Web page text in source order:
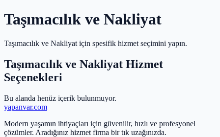
Taşımacılık ve Nakliyat
Taşımacılık ve Nakliyat için spesifik hizmet seçimini yapın.
Taşımacılık ve Nakliyat Hizmet
Seçenekleri
Bu alanda henüz içerik bulunmuyor.
yapanvar.com
Modern yaşamın ihtiyaçları için güvenilir, hızlı ve profesyonel
çözümler. Aradığınız hizmet firma bir tık uzağınızda.